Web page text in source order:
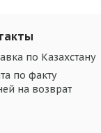
по Казахстану
по факту
на возврат